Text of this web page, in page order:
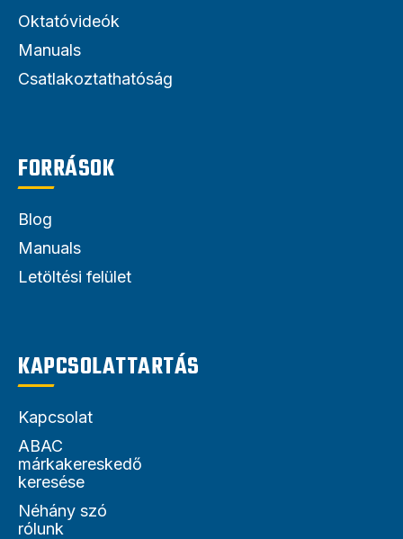
Oktatóvideók
Manuals
Csatlakoztathatóság
FORRÁSOK
Blog
Manuals
Letöltési felület
KAPCSOLATTARTÁS
Kapcsolat
ABAC
márkakereskedő
keresése
Néhány szó
rólunk